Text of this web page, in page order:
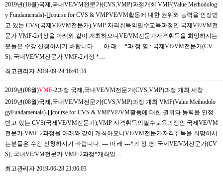
2019년(10월)국제,국내VE/VM전문가(CVS,VMP)과정개최 ​VMF(Value Methodolog
y Fundamentals)-∐course for CVS & VMPVE/VM활동에 대한 권위와 능력을 인정받
고 있는 CVS(국제VE/VM전문가),VMP 자격취득의필수교육과정인 국제VE/VM전
문가 VMF-2과정을 아래와 같이 개최하오니VE/VM전문가자격취득을 희망하시는
분들은 수강 신청하시기 바랍니다. --- 아 래 ---*과 정 명 : 국제VE/VM전문가(CV
S), 국내VE/VM전문가 VMF-2과정 *…
최고관리자 2019-09-24 16:41:31
2019년(08월)VMF-2과정 국제,국내VE/VM전문가(CVS,VMP)과정 개최 새창
​2019년(08월)국제,국내VE/VM전문가(CVS,VMP)과정 개최 ​VMF(Value Methodolo
gyFundamentals)-∐course for CVS & VMPVE/VM활동에 대한 권위와 능력을 인정
받고 있는 CVS(국제VE/VM전문가),VMP 자격취득의필수교육과정인 국제VE/VM
전문가 VMF-2과정을 아래와 같이 개최하오니VE/VM전문가자격취득을 희망하시
는분들은 수강 신청하시기 바랍니다. --- 아 래 ---*과 정 명: 국제VE/VM전문가(CV
S), 국내VE/VM전문가 VMF-2과정*개최일…
최고관리자 2019-06-28 21:06:03